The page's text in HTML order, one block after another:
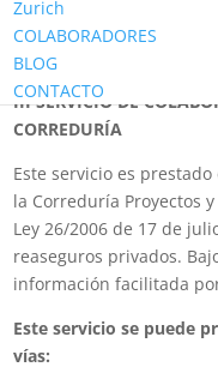
Zurich
COLABORADORES
BLOG
CONTACTO
contratación de seguros
Usuarios.
III SERVICIO DE
CORREDURÍA
Este servicio es
la Correduría Proyectos
Ley 26/2006 de 17 de
reaseguros privados.
información facilitada
Este servicio se puede
vías: